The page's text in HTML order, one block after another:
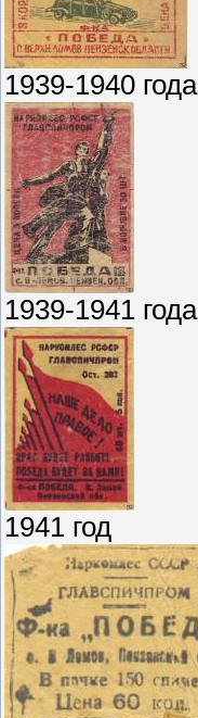
1939-1940
1939-1941 года
1941 год